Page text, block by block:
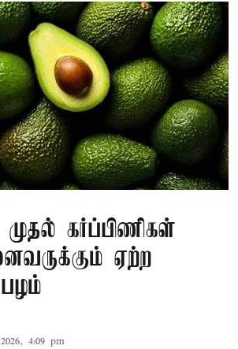
கர்ப்பிணிகள்
ஏற்ற
4:09 pm